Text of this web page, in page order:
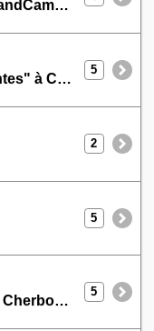
Fête de la coquille GrandCamp Maisy
Festival "Les Egaluantes" à Carentan
5
2
5
Fête des Normands à Cherbourg en Cotentin
5